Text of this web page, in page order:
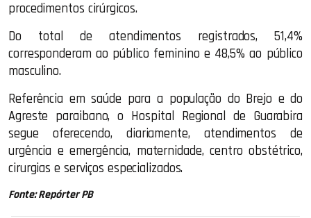
procedimentos cirúrgicos.
Do total de atendimentos registrados, 51,4%
corresponderam ao público feminino e 48,5% ao público
masculino.
Referência em saúde para a população do Brejo e do
Agreste paraibano, o Hospital Regional de Guarabira
segue oferecendo, diariamente, atendimentos de
urgência e emergência, maternidade, centro obstétrico,
cirurgias e serviços especializados.
Fonte: Repórter PB